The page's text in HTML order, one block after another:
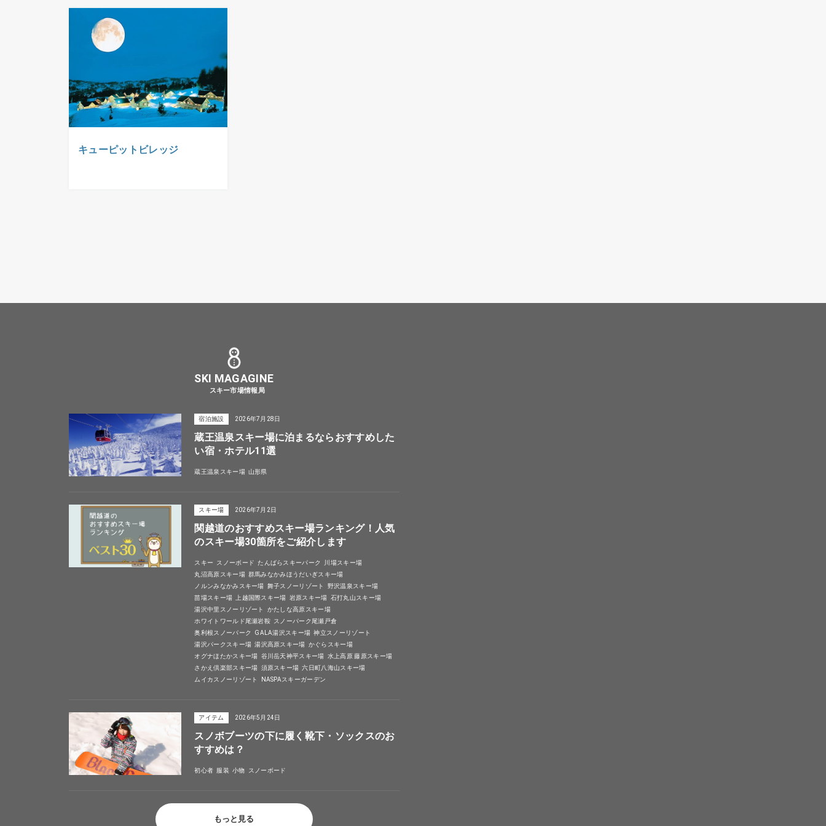
キューピットビレッジ
SKI MAGAGINE
スキー市場情報局
宿泊施設 2026年7月28日
蔵王温泉スキー場に泊まるならおすすめした
い宿・ホテル11選
蔵王温泉スキー場 山形県
スキー場 2026年7月2日
関越道のおすすめスキー場ランキング！人気
のスキー場30箇所をご紹介します
スキー スノーボード たんばらスキーパーク
川場スキー場
丸沼高原スキー場 群馬みなかみほうだいぎスキー場
ノルンみなかみスキー場 舞子スノーリゾート
野沢温泉スキー場
苗場スキー場
上越国際スキー場 岩原スキー場 石打丸山スキー場
湯沢中里スノーリゾート
かたしな高原スキー場
ホワイトワールド尾瀬岩鞍 スノーパーク尾瀬戸倉
奥利根スノーパーク
GALA湯沢スキー場 神立スノーリゾート
湯沢パークスキー場 湯沢高原スキー場 かぐらスキー場
オグナほたかスキー場 谷川岳天神平スキー場 水上高原 藤原スキー場
さかえ倶楽部スキー場 須原スキー場 六日町八海山スキー場
ムイカスノーリゾート
NASPAスキーガーデン
アイテム 2026年5月24日
スノボブーツの下に履く靴下・ソックスのお
すすめは？
初心者 服装 小物 スノーボード
もっと見る